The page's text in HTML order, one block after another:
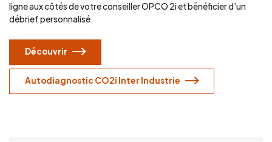
ligne aux côtés de votre conseiller OPCO 2i et bénéficier d’un
débrief personnalisé.
Découvrir
Autodiagnostic CO2i Inter Industrie